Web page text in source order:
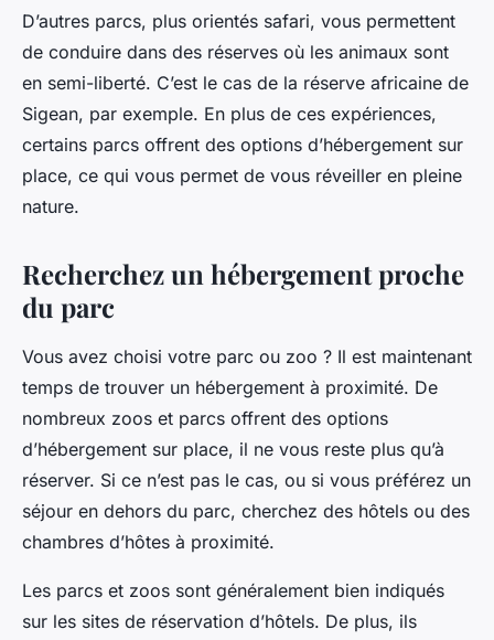
D’autres parcs, plus orientés safari, vous permettent
de conduire dans des réserves où les animaux sont
en semi-liberté. C’est le cas de la réserve africaine de
Sigean, par exemple. En plus de ces expériences,
certains parcs offrent des options d’hébergement sur
place, ce qui vous permet de vous réveiller en pleine
nature.
Recherchez un hébergement proche
du parc
Vous avez choisi votre parc ou zoo ? Il est maintenant
temps de trouver un hébergement à proximité. De
nombreux zoos et parcs offrent des options
d’hébergement sur place, il ne vous reste plus qu’à
réserver. Si ce n’est pas le cas, ou si vous préférez un
séjour en dehors du parc, cherchez des hôtels ou des
chambres d’hôtes à proximité.
Les parcs et zoos sont généralement bien indiqués
sur les sites de réservation d’hôtels. De plus, ils